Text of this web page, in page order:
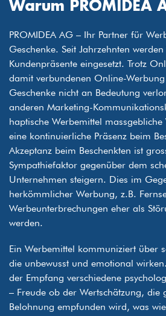
Warum PROMIDEA
PROMIDEA AG – Ihr Partner für
Geschenke. Seit Jahrzehnten
Kundenpräsente eingesetzt. Trotz
damit verbundenen Online-
Geschenke nicht an Bedeutung
anderen Marketing-
haptische Werbemittel
eine kontinuierliche Präsenz beim
Akzeptanz beim Beschenkten ist
Sympathiefaktor gegenüber dem
Unternehmen steigern. Dies im
herkömmlicher Werbung, z.B.
Werbeunterbrechungen eher als
werden.
Ein Werbemittel kommuniziert über
die unbewusst und emotional
der Empfang verschiedene
– Freude ob der Wertschätzung, die
Belohnung empfunden wird, was